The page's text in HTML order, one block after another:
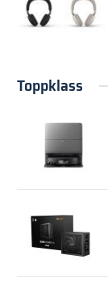
Toppklass